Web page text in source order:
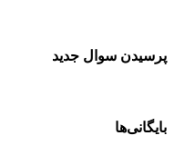
پرسیدن سوال جدید
بایگانی‌ها